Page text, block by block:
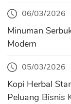
06/03/2026
Minuman
Modern
05/03/2026
Kopi Herbal
Peluang Bisnis